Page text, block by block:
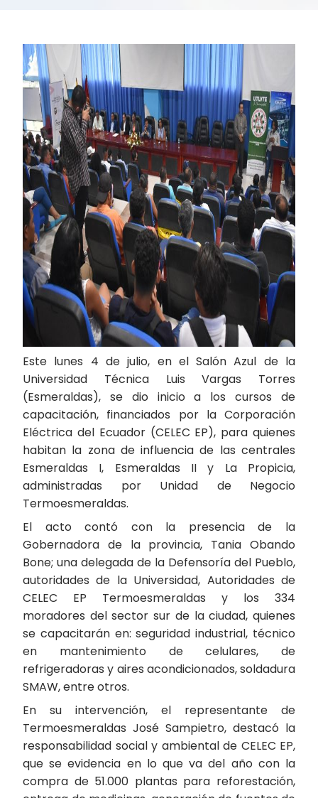
Este lunes 4 de julio, en el Salón Azul de la
Universidad Técnica Luis Vargas Torres
(Esmeraldas), se dio inicio a los cursos de
capacitación, financiados por la Corporación
Eléctrica del Ecuador (CELEC EP), para quienes
habitan la zona de influencia de las centrales
Esmeraldas I, Esmeraldas II y La Propicia,
administradas por Unidad de Negocio
Termoesmeraldas.
El acto contó con la presencia de la
Gobernadora de la provincia, Tania Obando
Bone; una delegada de la Defensoría del Pueblo,
autoridades de la Universidad, Autoridades de
CELEC EP Termoesmeraldas y los 334
moradores del sector sur de la ciudad, quienes
se capacitarán en: seguridad industrial, técnico
en mantenimiento de celulares, de
refrigeradoras y aires acondicionados, soldadura
SMAW, entre otros.
En su intervención, el representante de
Termoesmeraldas José Sampietro, destacó la
responsabilidad social y ambiental de CELEC EP,
que se evidencia en lo que va del año con la
compra de 51.000 plantas para reforestación,